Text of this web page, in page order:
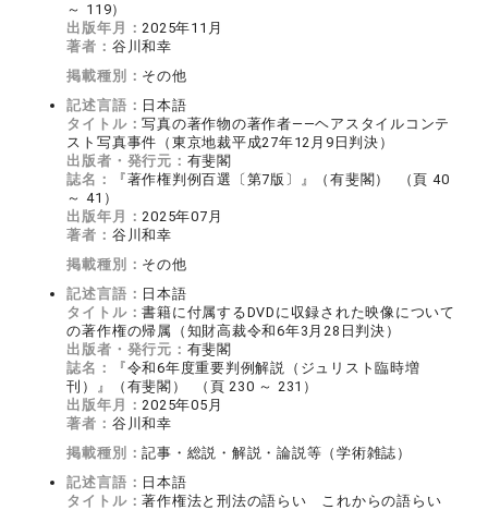
～ 119）
出版年月：2025年11月
著者： 谷川和幸
掲載種別： その他
記述言語： 日本語
タイトル：写真の著作物の著作者――ヘアスタイルコンテ
スト写真事件（東京地裁平成27年12月9日判決）
出版者・発行元： 有斐閣
誌名：
『著作権判例百選〔第7版〕』（有斐閣） （頁 40
～ 41）
出版年月：2025年07月
著者： 谷川和幸
掲載種別： その他
記述言語： 日本語
タイトル：書籍に付属するDVDに収録された映像について
の著作権の帰属（知財高裁令和6年3月28日判決）
出版者・発行元： 有斐閣
誌名：
『令和6年度重要判例解説（ジュリスト臨時増
刊）』（有斐閣） （頁 230 ～ 231）
出版年月：2025年05月
著者： 谷川和幸
掲載種別：記事・総説・解説・論説等（学術雑誌）
記述言語： 日本語
タイトル：著作権法と刑法の語らい これからの語らい